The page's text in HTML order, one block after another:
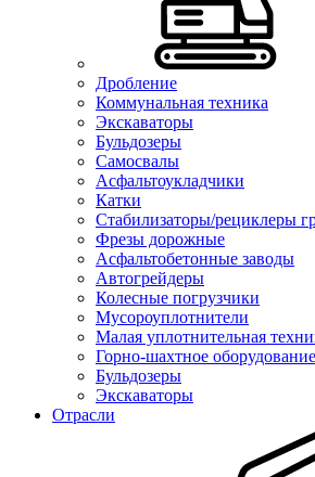
Дробление
Коммунальная техника
Экскаваторы
Бульдозеры
Самосвалы
Асфальтоукладчики
Катки
Стабилизаторы/рециклеры
Фрезы дорожные
Асфальтобетонные заводы
Автогрейдеры
Колесные погрузчики
Мусороуплотнители
Малая уплотнительная
Горно-шахтное оборудование
Бульдозеры
Экскаваторы
Отрасли